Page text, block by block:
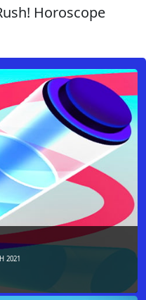
Horoscope
2021